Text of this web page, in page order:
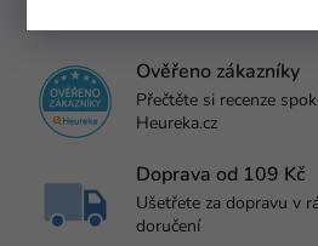
Ověřeno zákazníky
Přečtěte si recenze
Heureka.cz
Doprava od 109 Kč
Ušetřete za dopravu v
doručení